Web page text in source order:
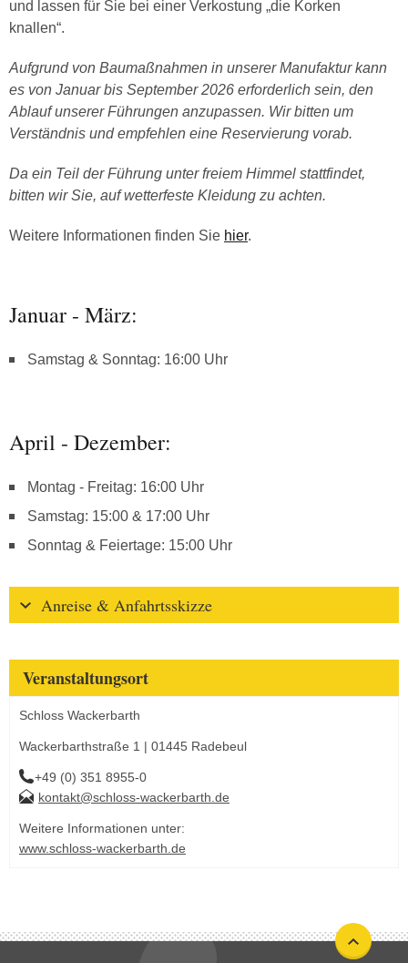
und lassen für Sie bei einer Verkostung „die Korken
knallen“.
Aufgrund von Baumaßnahmen in unserer Manufaktur kann
es von Januar bis September 2026 erforderlich sein, den
Ablauf unserer Führungen anzupassen. Wir bitten um
Verständnis und empfehlen eine Reservierung vorab.
Da ein Teil der Führung unter freiem Himmel stattfindet,
bitten wir Sie, auf wetterfeste Kleidung zu achten.
Weitere Informationen finden Sie hier.
Januar - März:
Samstag & Sonntag: 16:00 Uhr
April - Dezember:
Montag - Freitag: 16:00 Uhr
Samstag: 15:00 & 17:00 Uhr
Sonntag & Feiertage: 15:00 Uhr
Anreise & Anfahrtsskizze
Veranstaltungsort
Schloss Wackerbarth
Wackerbarthstraße 1 | 01445 Radebeul
+49 (0) 351 8955-0
kontakt@schloss-wackerbarth.de
Weitere Informationen unter:
www.schloss-wackerbarth.de